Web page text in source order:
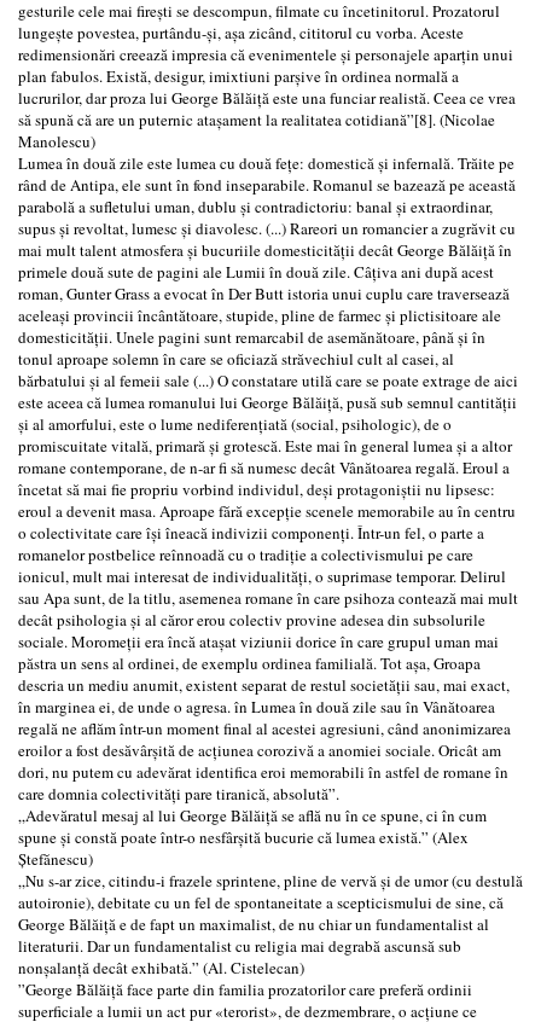
gesturile cele mai firești se descompun, filmate cu încetinitorul. Prozatorul
lungește povestea, purtându-și, așa zicând, cititorul cu vorba. Aceste
redimensionări creează impresia că evenimentele și personajele aparțin unui
plan fabulos. Există, desigur, imixtiuni parșive în ordinea normală a
lucrurilor, dar proza lui George Bălăiță este una funciar realistă. Ceea ce vrea
să spună că are un puternic atașament la realitatea cotidiană”[8]. (Nicolae
Manolescu)
Lumea în două zile este lumea cu două fețe: domestică și infernală. Trăite pe
rând de Antipa, ele sunt în fond inseparabile. Romanul se bazează pe această
parabolă a sufletului uman, dublu și contradictoriu: banal și extraordinar,
supus și revoltat, lumesc și diavolesc. (...) Rareori un romancier a zugrăvit cu
mai mult talent atmosfera și bucuriile domesticității decât George Bălăiță în
primele două sute de pagini ale Lumii în două zile. Câțiva ani după acest
roman, Gunter Grass a evocat în Der Butt istoria unui cuplu care traversează
aceleași provincii încântătoare, stupide, pline de farmec și plictisitoare ale
domesticității. Unele pagini sunt remarcabil de asemănătoare, până și în
tonul aproape solemn în care se oficiază străvechiul cult al casei, al
bărbatului și al femeii sale (...) O constatare utilă care se poate extrage de aici
este aceea că lumea romanului lui George Bălăiță, pusă sub semnul cantității
și al amorfului, este o lume nediferențiată (social, psihologic), de o
promiscuitate vitală, primară și grotescă. Este mai în general lumea și a altor
romane contemporane, de n-ar fi să numesc decât Vânătoarea regală. Eroul a
încetat să mai fie propriu vorbind individul, deși protagoniștii nu lipsesc:
eroul a devenit masa. Aproape fără excepție scenele memorabile au în centru
o colectivitate care își îneacă indivizii componenți. Într-un fel, o parte a
romanelor postbelice reînnoadă cu o tradiție a colectivismului pe care
ionicul, mult mai interesat de individualități, o suprimase temporar. Delirul
sau Apa sunt, de la titlu, asemenea romane în care psihoza contează mai mult
decât psihologia și al căror erou colectiv provine adesea din subsolurile
sociale. Moromeții era încă atașat viziunii dorice în care grupul uman mai
păstra un sens al ordinei, de exemplu ordinea familială. Tot așa, Groapa
descria un mediu anumit, existent separat de restul societății sau, mai exact,
în marginea ei, de unde o agresa. în Lumea în două zile sau în Vânătoarea
regală ne aflăm într-un moment final al acestei agresiuni, când anonimizarea
eroilor a fost desăvârșită de acțiunea corozivă a anomiei sociale. Oricât am
dori, nu putem cu adevărat identifica eroi memorabili în astfel de romane în
care domnia colectivități pare tiranică, absolută”.
„Adevăratul mesaj al lui George Bălăiță se află nu în ce spune, ci în cum
spune și constă poate într-o nesfârșită bucurie că lumea există.” (Alex
Ștefănescu)
„Nu s-ar zice, citindu-i frazele sprintene, pline de vervă și de umor (cu destulă
autoironie), debitate cu un fel de spontaneitate a scepticismului de sine, că
George Bălăiță e de fapt un maximalist, de nu chiar un fundamentalist al
literaturii. Dar un fundamentalist cu religia mai degrabă ascunsă sub
nonșalanță decât exhibată.” (Al. Cistelecan)
”George Bălăiță face parte din familia prozatorilor care preferă ordinii
superficiale a lumii un act pur «terorist», de dezmembrare, o acțiune ce